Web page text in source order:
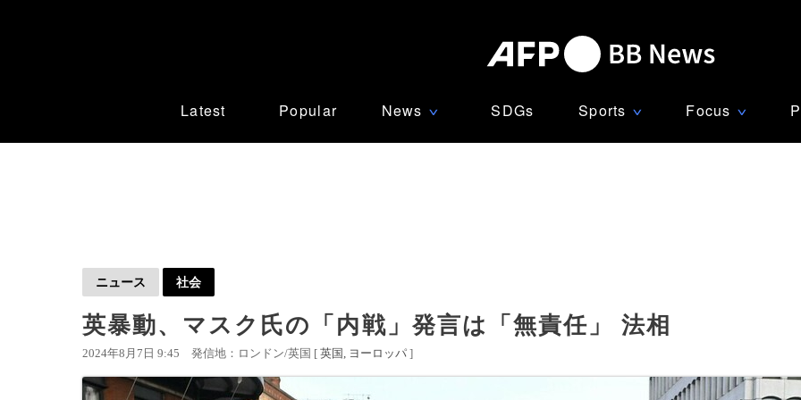
Latest Popular News ∨ SDGs Sports ∨ Focus ∨
ニュース 社会
英暴動、マスク氏の「内戦」発言は「無責任」 法相
2024年8月7日 9:45 発信地：ロンドン/英国 [ 英国 ヨーロッパ ]